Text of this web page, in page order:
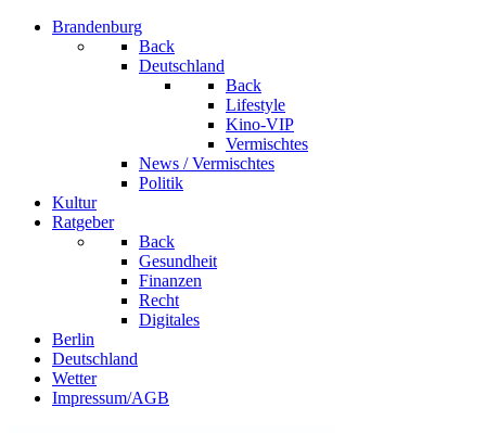
Brandenburg
Back
Deutschland
Back
Lifestyle
Kino-VIP
Vermischtes
News / Vermischtes
Politik
Kultur
Ratgeber
Back
Gesundheit
Finanzen
Recht
Digitales
Berlin
Deutschland
Wetter
Impressum/AGB